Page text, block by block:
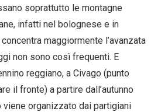
soprattutto le montagne
infatti nel bolognese e in
maggiormente l’avanzata
non sono così frequenti. E
reggiano, a Civago (punto
il fronte) a partire dall’autunno
organizzato dai partigiani